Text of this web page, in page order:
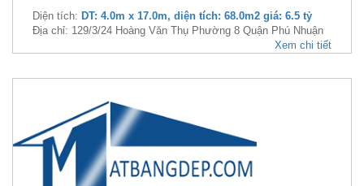
Diện tích: DT: 4.0m x 17.0m, diện tích: 68.0m2 giá: 6.5 tỷ
Địa chỉ: 129/3/24 Hoàng Văn Thụ Phường 8 Quận Phú Nhuận
Xem chi tiết